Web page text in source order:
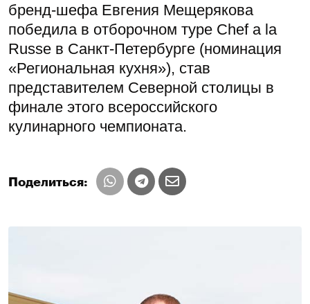
бренд-шефа Евгения Мещерякова
победила в отборочном туре Chef a la
Russe в Санкт-Петербурге (номинация
«Региональная кухня»), став
представителем Северной столицы в
финале этого всероссийского
кулинарного чемпионата.
Поделиться: